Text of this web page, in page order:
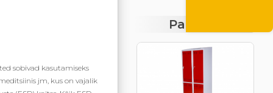
sobivad kasutamiseks
jm, kus on vajalik
Pakkumised